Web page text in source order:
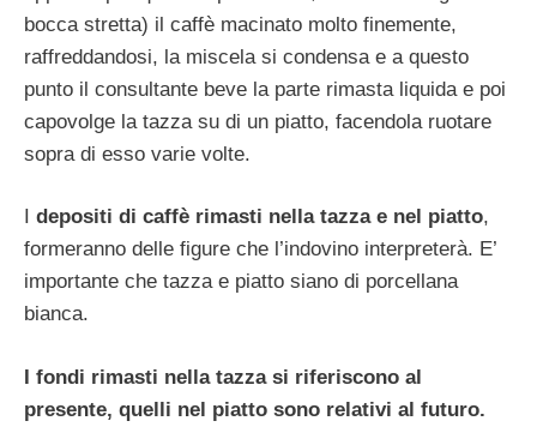
bocca stretta) il caffè macinato molto finemente,
raffreddandosi, la miscela si condensa e a questo
punto il consultante beve la parte rimasta liquida e poi
capovolge la tazza su di un piatto, facendola ruotare
sopra di esso varie volte.
depositi di caffè rimasti nella tazza e nel piatto,
formeranno delle figure che l’indovino interpreterà. E’
importante che tazza e piatto siano di porcellana
bianca.
I fondi rimasti nella tazza si riferiscono al
presente, quelli nel piatto sono relativi al futuro.